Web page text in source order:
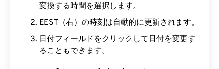
変換する時間を選択します。
EEST（右）の時刻は自動的に更新されます。
日付フィールドをクリックして日付を変更す
ることもできます。